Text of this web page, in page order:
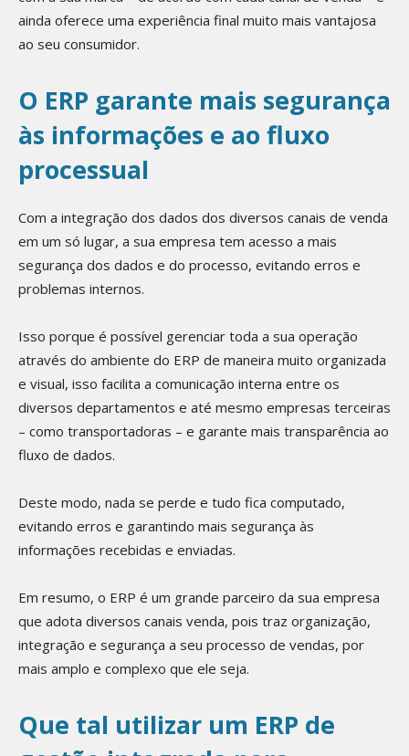
ainda oferece uma experiência final muito mais vantajosa
ao seu consumidor.
O ERP garante mais segurança
às informações e ao fluxo
processual
Com a integração dos dados dos diversos canais de venda
em um só lugar, a sua empresa tem acesso a mais
segurança dos dados e do processo, evitando erros e
problemas internos.
Isso porque é possível gerenciar toda a sua operação
através do ambiente do ERP de maneira muito organizada
e visual, isso facilita a comunicação interna entre os
diversos departamentos e até mesmo empresas terceiras
– como transportadoras – e garante mais transparência ao
fluxo de dados.
Deste modo, nada se perde e tudo fica computado,
evitando erros e garantindo mais segurança às
informações recebidas e enviadas.
Em resumo, o ERP é um grande parceiro da sua empresa
que adota diversos canais venda, pois traz organização,
integração e segurança a seu processo de vendas, por
mais amplo e complexo que ele seja.
Que tal utilizar um ERP de